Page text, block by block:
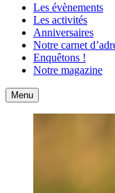
Les évènements
Les activités
Anniversaires
Notre carnet
Enquêtons !
Notre magazine
Accueil
Menu Contact